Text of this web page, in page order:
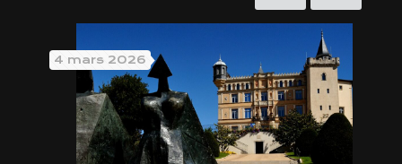
4 mars 2026